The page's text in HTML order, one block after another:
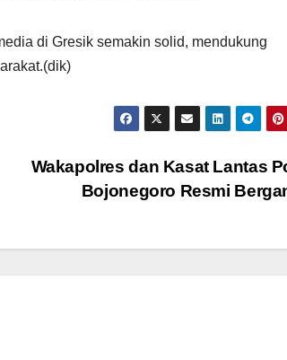
di Gresik semakin solid, mendukung
Wakapolres dan Kasat Lantas
Bojonegoro Resmi